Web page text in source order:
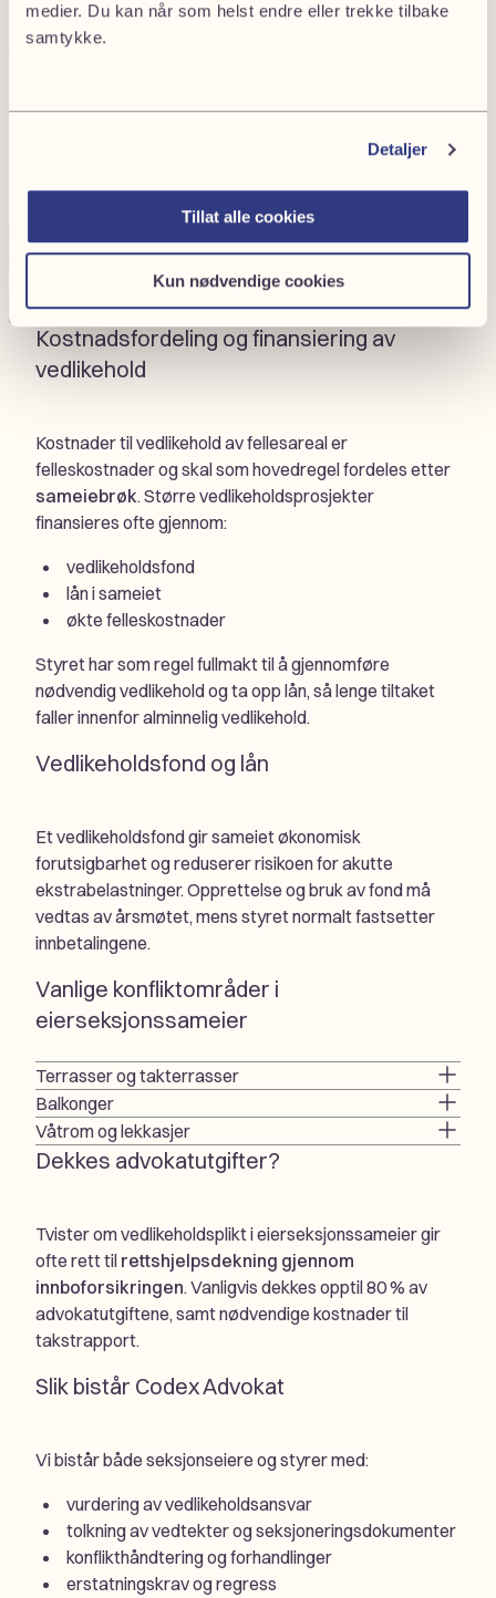
medier. Du kan når som helst endre eller trekke tilbake
samtykke.
Detaljer
Tillat alle cookies
Kun nødvendige cookies
Send oss en henvendelse, så tar vi kontakt.
12
or Bedrift
post(Påkrevd)
Telefonnummer(Påkrevd)
Neste
Kostnadsfordeling og finansiering av
vedlikehold
Kostnader til vedlikehold av fellesareal er
felleskostnader og skal som hovedregel fordeles etter
sameiebrøk. Større vedlikeholdsprosjekter
finansieres ofte gjennom:
vedlikeholdsfond
lån i sameiet
økte felleskostnader
Styret har som regel fullmakt til å gjennomføre
nødvendig vedlikehold og ta opp lån, så lenge tiltaket
faller innenfor alminnelig vedlikehold.
Vedlikeholdsfond og lån
Et vedlikeholdsfond gir sameiet økonomisk
forutsigbarhet og reduserer risikoen for akutte
ekstrabelastninger. Opprettelse og bruk av fond må
vedtas av årsmøtet, mens styret normalt fastsetter
innbetalingene.
Vanlige konfliktområder i
eierseksjonssameier
Terrasser og takterrasser
Balkonger
Våtrom og lekkasjer
Dekkes advokatutgifter?
Tvister om vedlikeholdsplikt i eierseksjonssameier gir
ofte rett til rettshjelpsdekning gjennom
innboforsikringen. Vanligvis dekkes opptil 80 % av
advokatutgiftene, samt nødvendige kostnader til
takstrapport.
Slik bistår Codex Advokat
Vi bistår både seksjonseiere og styrer med:
vurdering av vedlikeholdsansvar
tolkning av vedtekter og seksjoneringsdokumenter
konflikthåndtering og forhandlinger
erstatningskrav og regress